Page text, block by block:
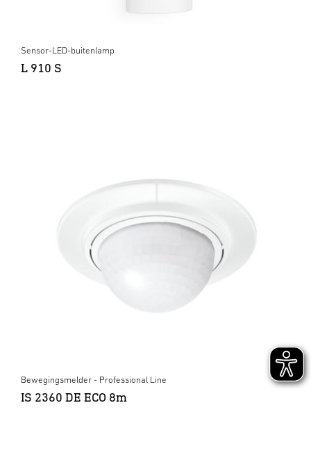
Sensor-LED-buitenlamp
L 910 S
Bewegingsmelder - Professional Line
IS 2360 DE ECO 8m